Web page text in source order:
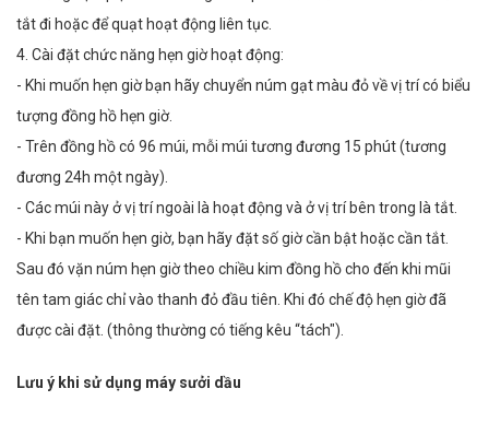
tắt đi hoặc để quạt hoạt động liên tục.
4. Cài đặt chức năng hẹn giờ hoạt động:
- Khi muốn hẹn giờ bạn hãy chuyển núm gạt màu đỏ về vị trí có biểu
tượng đồng hồ hẹn giờ.
- Trên đồng hồ có 96 múi, mỗi múi tương đương 15 phút (tương
đương 24h một ngày).
- Các múi này ở vị trí ngoài là hoạt động và ở vị trí bên trong là tắt.
- Khi bạn muốn hẹn giờ, bạn hãy đặt số giờ cần bật hoặc cần tắt.
Sau đó vặn núm hẹn giờ theo chiều kim đồng hồ cho đến khi mũi
tên tam giác chỉ vào thanh đỏ đầu tiên. Khi đó chế độ hẹn giờ đã
được cài đặt. (thông thường có tiếng kêu “tách").
Lưu ý khi sử dụng máy sưởi dầu